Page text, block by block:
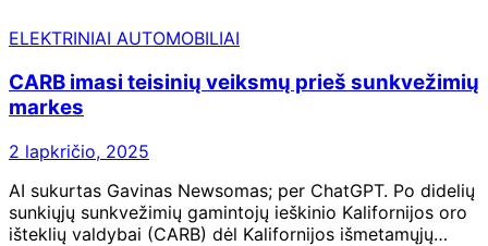
ELEKTRINIAI AUTOMOBILIAI
CARB imasi teisinių veiksmų prieš sunkvežimių
markes
2 lapkričio, 2025
AI sukurtas Gavinas Newsomas; per ChatGPT. Po didelių
sunkiųjų sunkvežimių gamintojų ieškinio Kalifornijos oro
išteklių valdybai (CARB) dėl Kalifornijos išmetamųjų…